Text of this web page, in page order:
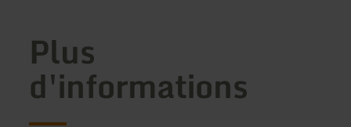
Plus
d'informations